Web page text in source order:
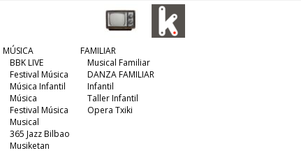
MÚSICA
BBK LIVE
Festival Música
Música Infantil
Música
Festival Música
Musical
365 Jazz Bilbao
Musiketan
FAMILIAR
Musical Familiar
DANZA FAMILIAR
Infantil
Taller Infantil
Opera Txiki